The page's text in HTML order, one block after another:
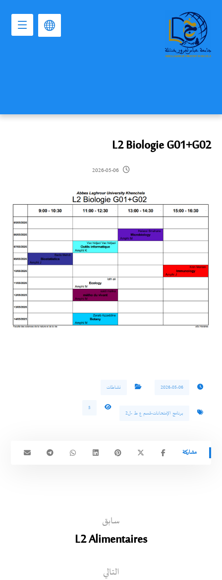
L2 Biologie G01+G02
2026-05-06
2026-05-06 نشاطات
برنامج الإمتحانات-قسم ع ط -ل2
5
سابق
L2 Alimentaires
التالي